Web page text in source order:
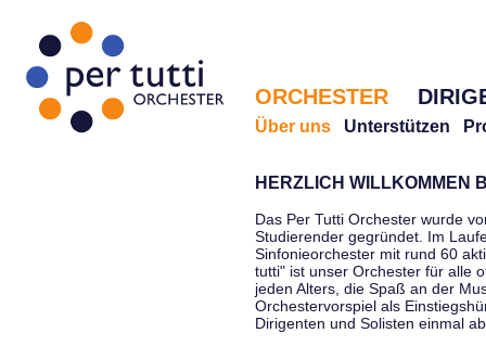
ORCHESTER
Über uns Unterstützen
HERZLICH WILLKOMMEN
Das Per Tutti Orchester wurde
Studierender gegründet. Im
Sinfonieorchester mit rund 60
tutti" ist unser Orchester für alle
jeden Alters, die Spaß an der
Orchestervorspiel als
Dirigenten und Solisten einmal